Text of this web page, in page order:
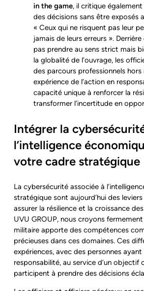
in the game, il critique
des décisions sans être exposés
« Ceux qui ne risquent pas leur
jamais de leurs erreurs »​.
pas prendre au sens strict mais
la globalité de l’ouvrage, les
des parcours professionnels hors
expérience de l’action en
capacité unique à renforcer la
transformer l’incertitude en
Intégrer la
l’intelligence
votre cadre stratégique
La cybersécurité associée à
stratégique sont aujourd’hui des
assurer la résilience et la croissance
UVU GROUP, nous croyons fermement
militaire apporte des compétences
précieuses dans ces domaines. Ces
expériences, avec des personnes
responsabilité, au service d’un objectif
participent à prendre des décisions